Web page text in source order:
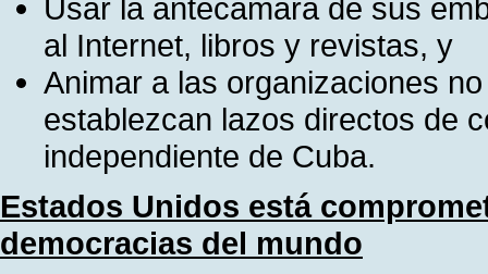
Usar la antecámara de sus
al Internet, libros y revistas, y
Animar a las organizaciones
establezcan lazos directos de
independiente de Cuba.
Estados Unidos está
democracias del mundo